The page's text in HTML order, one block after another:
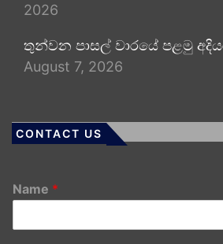
2026
තුන්වන පාසල් වාරයේ පළමු
August 7, 2026
CONTACT US
Name *